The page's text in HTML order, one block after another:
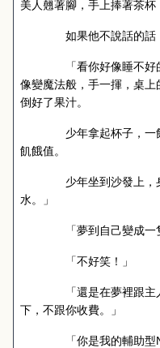
美人翹著腳，手上捧著茶杯
如果他不說話的話
「看你好像睡不好
像變魔法般，手一揮，桌
倒好了果汁。
少年拿起杯子，一
飢餓值。
少年坐到沙發上，
水。」
「夢到自己變成一
「不好笑！」
「還是在夢裡跟主
下，不跟你收費。」
「你是我的輔助型